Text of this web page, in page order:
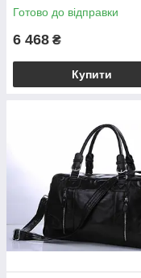
Готово до відправки
6 468 ₴
Купити